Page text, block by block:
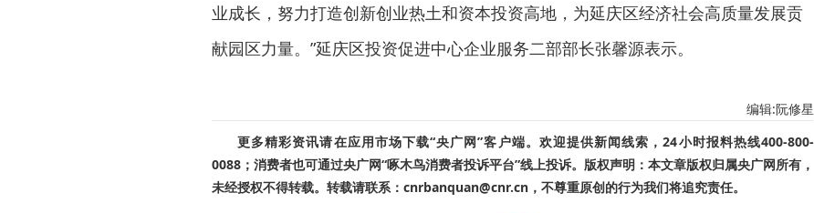
业成长，努力打造创新创业热土和资本投资高地，为延庆区经济社会高质量发展贡
献园区力量。”延庆区投资促进中心企业服务二部部长张馨源表示。
编辑:阮修星
更多精彩资讯请在应用市场下载“央广网”客户端。欢迎提供新闻线索，24小时报料热线400-800-
0088；消费者也可通过央广网“啄木鸟消费者投诉平台”线上投诉。版权声明：本文章版权归属央广网所有，
未经授权不得转载。转载请联系：cnrbanquan@cnr.cn，不尊重原创的行为我们将追究责任。